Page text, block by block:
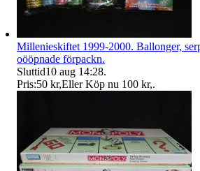
Millenieskiftet 1999-2000. Ballonger,
oööpnade förpackn.
Sluttid10 aug 14:28.
Pris:50 kr,Eller Köp nu 100 kr,.